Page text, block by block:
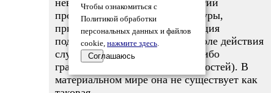
невозможно определение понятий
пространства, времени, структуры,
причины и следствия. Субстанция
подразумевает равноправное поле действия
случая, т.е. отсутствие каких-либо
граничных условий (необходимостей). В
материальном мире она не существует как
Чтобы ознакомиться с
Политикой обработки
персональных данных и файлов
cookie, нажмите здесь.
Соглашаюсь